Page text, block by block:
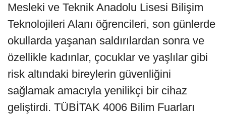
Mesleki ve Teknik Anadolu Lisesi Bilişim
Teknolojileri Alanı öğrencileri, son günlerde
okullarda yaşanan saldırılardan sonra ve
özellikle kadınlar, çocuklar ve yaşlılar gibi
risk altındaki bireylerin güvenliğini
sağlamak amacıyla yenilikçi bir cihaz
geliştirdi. TÜBİTAK 4006 Bilim Fuarları